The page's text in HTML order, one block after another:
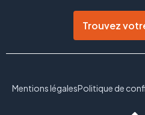
Trouvez
Mentions légalesPolitique de